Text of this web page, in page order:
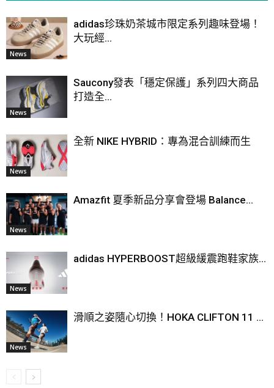
News
adidas珍珠奶茶城市限定系列趣味登場！
大玩經...
News
Saucony發表「穩定保護」系列四大商品
打造全...
News
全新 NIKE HYBRID：專為混合訓練而生
News
Amazfit 夏季新品分享會登場 Balance...
News
adidas HYPERBOOST超級緩震跑鞋家族...
News
滑順之姿隨心切換！HOKA CLIFTON 11 ...